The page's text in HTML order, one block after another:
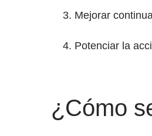
Mejorar
Potenciar la
¿Cómo